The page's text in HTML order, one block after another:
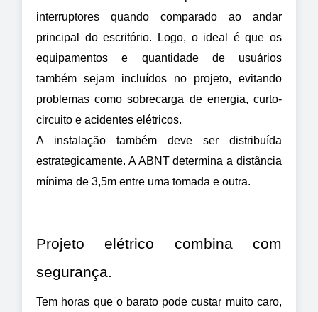
interruptores quando comparado ao andar
principal do escritório. Logo, o ideal é que os
equipamentos e quantidade de usuários
também sejam incluídos no projeto, evitando
problemas como sobrecarga de energia, curto-
circuito e acidentes elétricos.
A instalação também deve ser distribuída
estrategicamente. A ABNT determina a distância
mínima de 3,5m entre uma tomada e outra.
Projeto elétrico combina com
segurança.
Tem horas que o barato pode custar muito caro,